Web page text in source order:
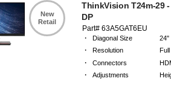
New
Retail
ThinkVision T24m-29
DP
Part# 63A5GAT6EU
· Diagonal Size 24"
· Resolution
· Connectors
· Adjustments